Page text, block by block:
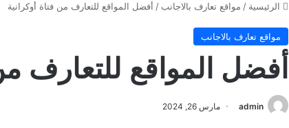
الرئيسية / مواقع تعارف بالاجانب / أفضل المواقع للتعارف من فتاة أوكرانية
مواقع تعارف بالاجانب
أفضل المواقع للتعارف
admin مارس 26, 2024